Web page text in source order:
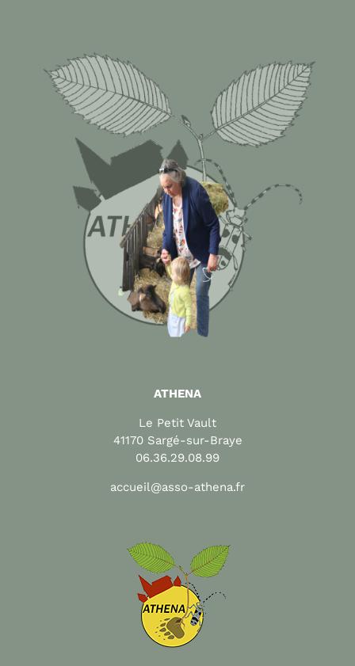
ATHENA
Le Petit Vault
41170 Sargé-sur-Braye
06.36.29.08.99
accueil@asso-athena.fr